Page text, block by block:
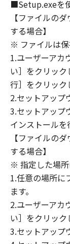
(1) 「本ソ
状態で使用
のライセン
の関連会
のいずれ
品性およ
め、いかな
問わず一切
(2) キヤノ
ンの子会社
売代理店
ウェア」の
なる損害（
は付随的な
認められる
します。
ンサー、キ
社、それら
■Setup.exeを
【ファイルの
する場合】
※ ファイルは保
1.ユーザーアカ
い］をクリッ
行］をクリック
2.セットアップ
3.セットアップ
インストールを
【ファイルの
する場合】
※ 指定した場所
1.任意の場所に
ます。
2.ユーザーアカ
い］をクリック
3.セットアップ